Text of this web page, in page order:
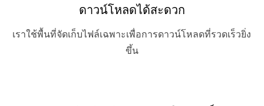
ดาวน์โหลดได้สะดวก
เราใช้พื้นที่จัดเก็บไฟล์เฉพาะเพื่อการดาวน์โหลดที่รวดเร็วยิ่ง
ขึ้น